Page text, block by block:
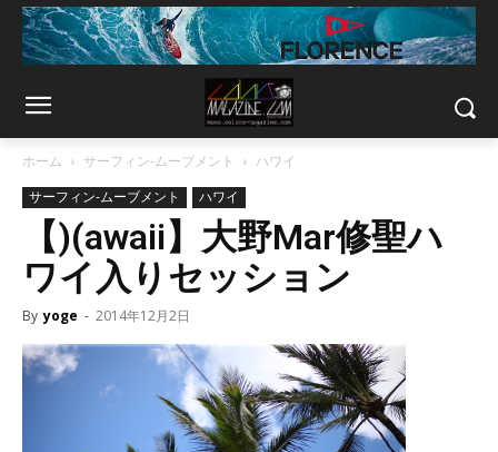
ホーム サーフィン-ムーブメント
ハワイ
サーフィン-ムーブメント
ハワイ
【)(awaii】大野Mar修聖ハ
ワイ入りセッション
By yoge - 2014年12月2日